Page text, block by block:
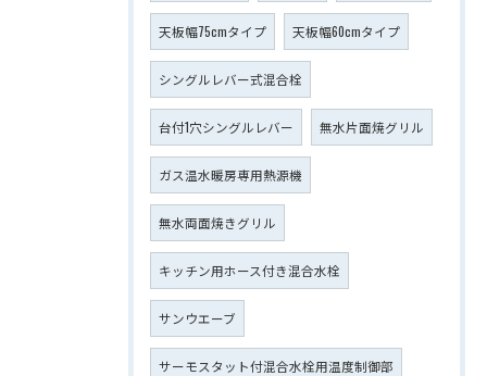
天板幅75cmタイプ 天板幅60cmタイプ
シングルレバー式混合栓
台付1穴シングルレバー 無水片面焼グリル
ガス温水暖房専用熱源機
無水両面焼きグリル
キッチン用ホース付き混合水栓
サンウエーブ
サーモスタット付混合水栓用温度制御部